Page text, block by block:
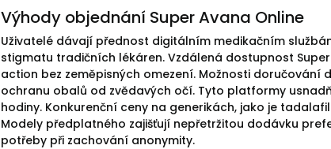
Výhody objednání Super Avana Online
Uživatelé dávají přednost digitálním medikačním
stigmatu tradičních lékáren. Vzdálená dostupnost
action bez zeměpisných omezení. Možnosti
ochranu obalů od zvědavých očí. Tyto platformy
hodiny. Konkurenční ceny na generikách, jako je
Modely předplatného zajišťují nepřetržitou dodávku
potřeby při zachování anonymity.